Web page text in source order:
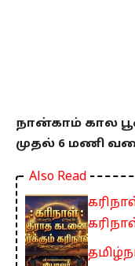
நான்காம் கால
முதல் 6 மணி
Also Read